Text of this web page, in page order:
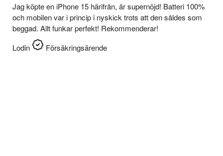
Jag köpte en iPhone 15 härifrån, är supernöjd! Batteri 100%
och mobilen var i princip i nyskick trots att den såldes som
beggad. Allt funkar perfekt! Rekommenderar!
Lodin
Försäkringsärende